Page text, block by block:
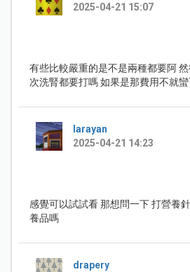
2025-04-21 15:07
有些比較嚴重的是不是兩種都要阿
次洗腎都要打嗎 如果是那費用不就蠻
larayan
2025-04-21 14:23
感覺可以試試看 那想問一下 打營養
養品嗎
drapery